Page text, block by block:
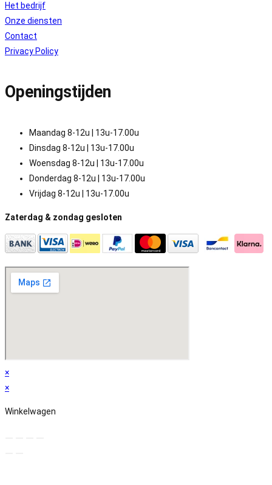
Het bedrijf
Onze diensten
Contact
Privacy Policy
Openingstijden
Maandag 8-12u | 13u-17.00u
Dinsdag 8-12u | 13u-17.00u
Woensdag 8-12u | 13u-17.00u
Donderdag 8-12u | 13u-17.00u
Vrijdag 8-12u | 13u-17.00u
Zaterdag & zondag gesloten
×
×
Winkelwagen